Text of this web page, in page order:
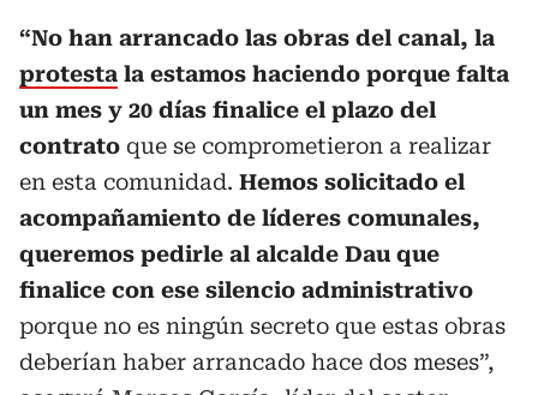
“No han arrancado las obras del canal, la
protesta la estamos haciendo porque falta
un mes y 20 días finalice el plazo del
contrato que se comprometieron a realizar
en esta comunidad. Hemos solicitado el
acompañamiento de líderes comunales,
queremos pedirle al alcalde Dau que
finalice con ese silencio administrativo
porque no es ningún secreto que estas obras
deberían haber arrancado hace dos meses”,